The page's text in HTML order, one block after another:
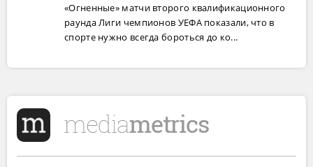
«Огненные» матчи второго квалификационного
раунда Лиги чемпионов УЕФА показали, что в
спорте нужно всегда бороться до ко...